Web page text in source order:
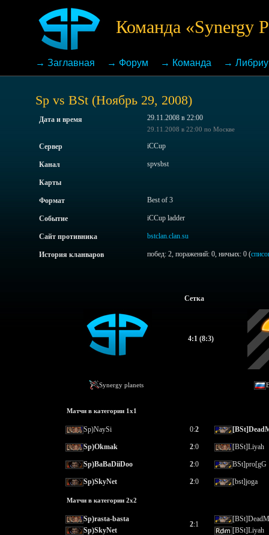
→ Заглавная → Форум → Команда →
Команда «Synergy
Sp vs BSt (Ноябрь 29, 2008)
Дата и время 29.11.2008 в 22:00
29.11.2008 в 22:00 по Москве
Сервер iCCup
Канал spvsbst
Карты
Формат Best of 3
Событие iCCup ladder
Сайт противника bstclan.clan.su
История кланваров побед: 2, поражений: 0, ничьих: 0 (
Сетка
4:1 (8:3)
Synergy planets
Матчи в категории 1х1
Sp)NaySi 0:2
Sp)Okmak 2:0 [BSt]Liyah
Sp)BaBaDiiDoo 2:0 BSt]pro[gG
Sp)SkyNet 2:0 [bst]joga
Матчи в категории 2х2
Sp)rasta-basta
Sp)SkyNet
2:1
[BSt]Liyah